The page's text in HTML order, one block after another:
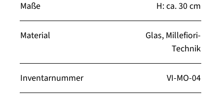
Maße H: ca. 30 cm
Material
Glas, Millefiori-
Technik
Inventarnummer VI-MO-04